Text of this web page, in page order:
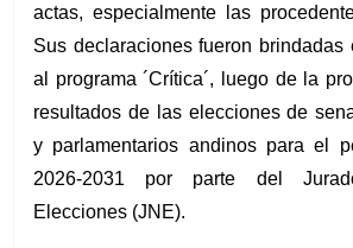
actas, especialmente las
Sus declaraciones fueron brindadas
al programa ´Crítica´, luego de la
resultados de las elecciones de
y parlamentarios andinos para el
2026-2031 por parte del
Elecciones (JNE).